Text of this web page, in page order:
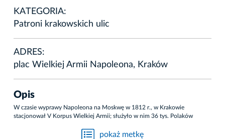
KATEGORIA:
Patroni krakowskich ulic
ADRES:
plac Wielkiej Armii Napoleona, Kraków
Opis
W czasie wyprawy Napoleona na Moskwę w 1812 r., w Krakowie
stacjonował V Korpus Wielkiej Armii; służyło w nim 36 tys. Polaków
pokaż metkę